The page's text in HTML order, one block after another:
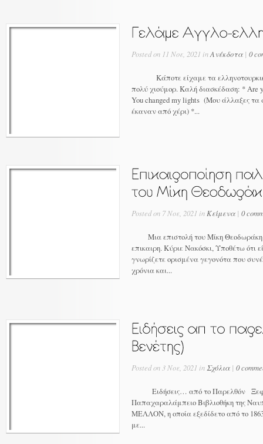
Posted on 11 Νοε, 2021 inΑνέκδοτα | 0
Κάποτε είχαμε τα
πολύ χιούμορ. Καλή διασκέδαση: *
You changed my lights (Μου άλλαξες
έκαναν από χέρι) *...
Posted on 7 Νοε, 2021 in Κείμενα | 0
Μια επιστολή του Μίκη Θεοδωράκη
επικαιρη. Κύριε Νακόσκι, Υποθέτω ότι
γνωρίζετε ορισμένα γεγονότα που
χρόνια και...
Posted on 3 Νοε, 2021 in Σχόλια | 0
Ειδήσεις… από το Παρελθόν
Παπαχαραλάμπειο Βιβλιοθήκη της
ΜΕΛΛΟΝ, η οποία εξεδίδετο από το 1863
με...